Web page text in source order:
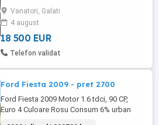
multimedia 8" conexiune USB (2)
recunoastere vocala Guri de ventilatie
negre Insert crom satinat pe gurile de
aerisire centrale Insert satin cromat pe ...
Vanatori, Galati
4 august
18 500 EUR
Telefon validat
Ford Fiesta 2009 - pret 2700
Ford Fiesta 2009 Motor 1.6 tdci, 90 CP,
Euro 4 Culoare Rosu Consum 6% urban